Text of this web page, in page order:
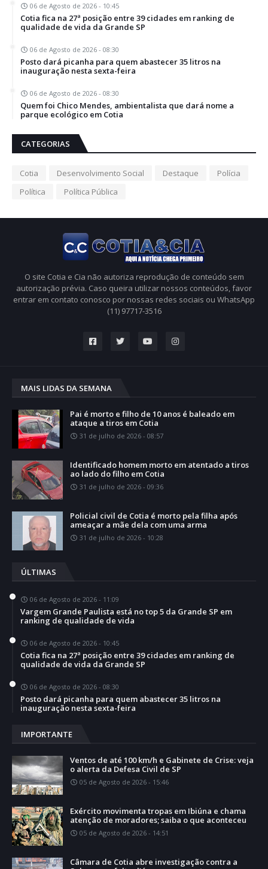
06 de Agosto de 2026 - 10:45
Cotia fica na 27ª posição entre 39 cidades em ranking de
qualidade de vida da Grande SP
06 de Agosto de 2026 - 08:30
Posto dará picanha para quem abastecer 35 litros na
inauguração nesta sexta-feira
06 de Agosto de 2026 - 08:30
Quem foi Chico Mendes, ambientalista que dará nome a
parque ecológico em Cotia
CATEGORIAS
Cotia Desenvolvimento Social Destaque
Polícia
Política
Política Pública
O site Cotia e Cia não autoriza reprodução de conteúdo sem
autorização prévia. Caso queira utilizar nossos conteúdos, favor
entrar em contato conosco por nossas redes sociais ou WhatsApp
(11) 97717-3516
MAIS LIDAS DA SEMANA
Pai é morto e filho de 10 anos é baleado em
ataque a tiros em Cotia
31 de julho de 2026 - 08:57
Identificado homem morto em atentado a tiros
ao lado do filho em Cotia
31 de julho de 2026 - 09:36
Policial civil de Cotia é morto pela filha após
ameaçar a mãe dela com uma arma
31 de julho de 2026 - 10:28
ÚLTIMAS
06 de Agosto de 2026 - 11:09
Vargem Grande Paulista está no top 5 da Grande SP em
ranking de qualidade de vida
06 de Agosto de 2026 - 10:45
Cotia fica na 27ª posição entre 39 cidades em ranking de
qualidade de vida da Grande SP
06 de Agosto de 2026 - 08:30
Posto dará picanha para quem abastecer 35 litros na
inauguração nesta sexta-feira
IMPORTANTE
Ventos de até 100 km/h e Gabinete de Crise: veja
o alerta da Defesa Civil de SP
05 de Agosto de 2026 - 15:46
Exército movimenta tropas em Ibiúna e chama
atenção de moradores; saiba o que aconteceu
05 de Agosto de 2026 - 14:51
Câmara de Cotia abre investigação contra a